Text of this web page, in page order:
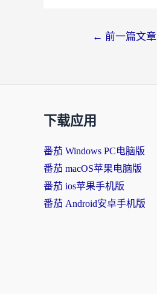
← 前一篇文章
下载应用
番茄 Windows PC电脑版
番茄 macOS苹果电脑版
番茄 ios苹果手机版
番茄 Android安卓手机版